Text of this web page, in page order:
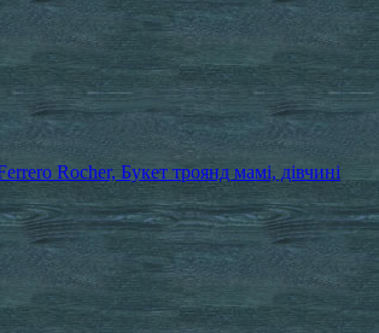
Rocher, Букет троянд мамі, дівчині